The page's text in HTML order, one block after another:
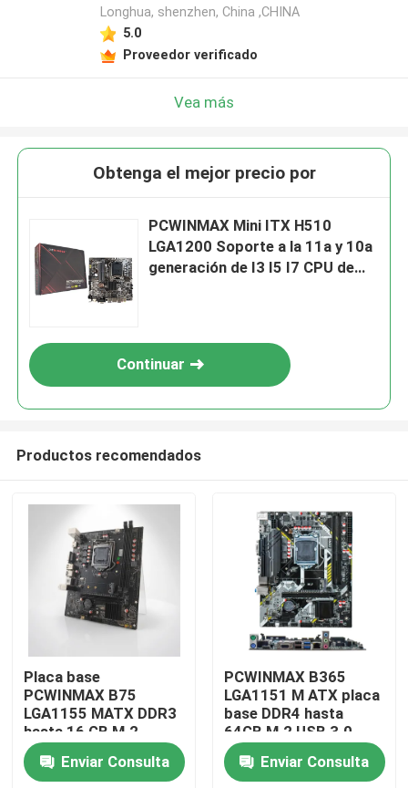
Hogar
Productos
Vídeos
Longhua, shenzhen, China ,CHINA
5.0
Proveedor verificado
Vea más
Obtenga el mejor precio por
PCWINMAX Mini ITX H510
LGA1200 Soporte a la 11a y 10a
generación de I3 I5 I7 CPU de
Continuar
Productos recomendados
Placa base
PCWINMAX B75
LGA1155 MATX DDR3
hasta 16 GB M.2
SATA3 HD VGA
puertos placa de
Enviar Consulta
PCWINMAX B365
LGA1151 M ATX placa
base DDR4 hasta
64GB M.2 USB 3.0
Soporte para
procesadores de 8a y
Enviar Consulta